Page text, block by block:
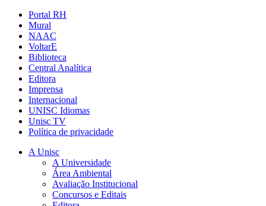
Portal RH
Mural
NAAC
VoltarE
Biblioteca
Central Analítica
Editora
Imprensa
Internacional
UNISC Idiomas
Unisc TV
Política de privacidade
A Unisc
A Universidade
Área Ambiental
Avaliação Institucional
Concursos e Editais